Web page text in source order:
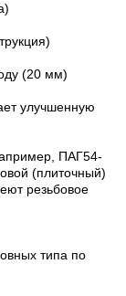
(20 мм)
улучшенную
ПАГ54-
(плиточный)
резьбовое
типа по